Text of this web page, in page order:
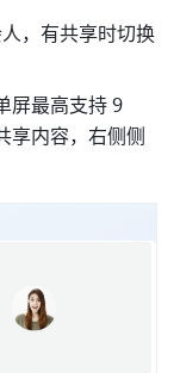
，有共享时切换
屏最高支持 9
享内容，右侧侧